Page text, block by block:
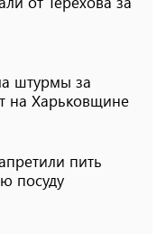
штурмы за
на Харьковщине
пить
посуду